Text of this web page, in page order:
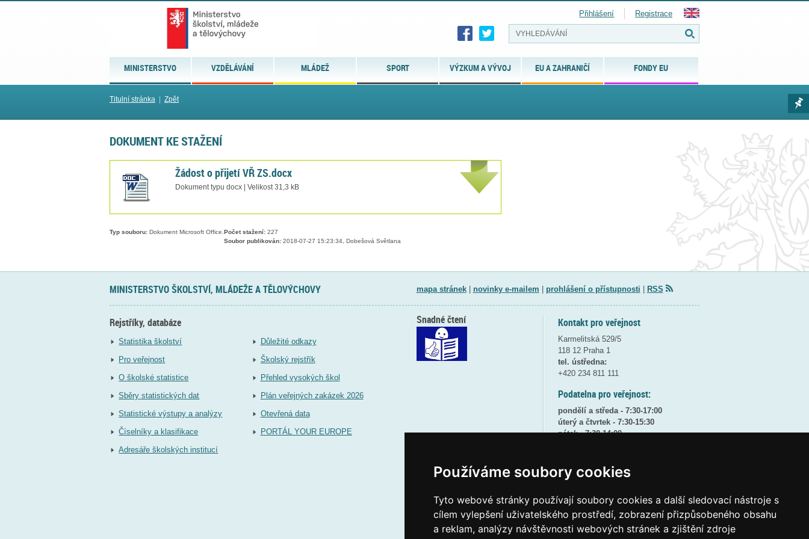
Používáme soubory cookies
Tyto webové stránky používají soubory cookies a další sledovací nástroje s
cílem vylepšení uživatelského prostředí, zobrazení přizpůsobeného obsahu
a reklam, analýzy návštěvnosti webových stránek a zjištění zdroje
MINISTERSTVO VZDĚLÁVÁNÍ MLÁDEŽ SPORT VÝZKUM A VÝVOJ EU A ZAHRANIČÍ FONDY EU
Přihlášení Registrace
Titulní stránka Zpět
DOKUMENT KE STAŽENÍ
Žádost o přijetí VŘ ZS.docx
Dokument typu docx | Velikost 31,3 kB
Typ souboru: Dokument Microsoft Office. Počet stažení: 227
Soubor publikován: 2018-07-27 15:23:34, Dobešová Světlana
MINISTERSTVO ŠKOLSTVÍ, MLÁDEŽE A TĚLOVÝCHOVY mapa stránek| novinky e-mailem prohlášení o přístupnosti RSS
Rejstříky, databáze
Statistika školství
Pro veřejnost
O školské statistice
Sběry statistických dat
Statistické výstupy a analýzy
Číselníky a klasifikace
Adresáře školských institucí
Důležité odkazy
Školský rejstřík
Přehled vysokých škol
Plán veřejných zakázek 2026
Otevřená data
PORTÁL YOUR EUROPE
Kontakt pro veřejnost
Karmelitská 529/5
118 12 Praha 1
tel. ústředna:
+420 234 811 111
Podatelna pro veřejnost:
pondělí a středa - 7:30-17:00
úterý a čtvrtek - 7:30-15:30
pátek - 7:30-14:00
(více informacíZDE)
posta@msmtgovcz
ID datové schránky: vidaawt
Snadné čtení